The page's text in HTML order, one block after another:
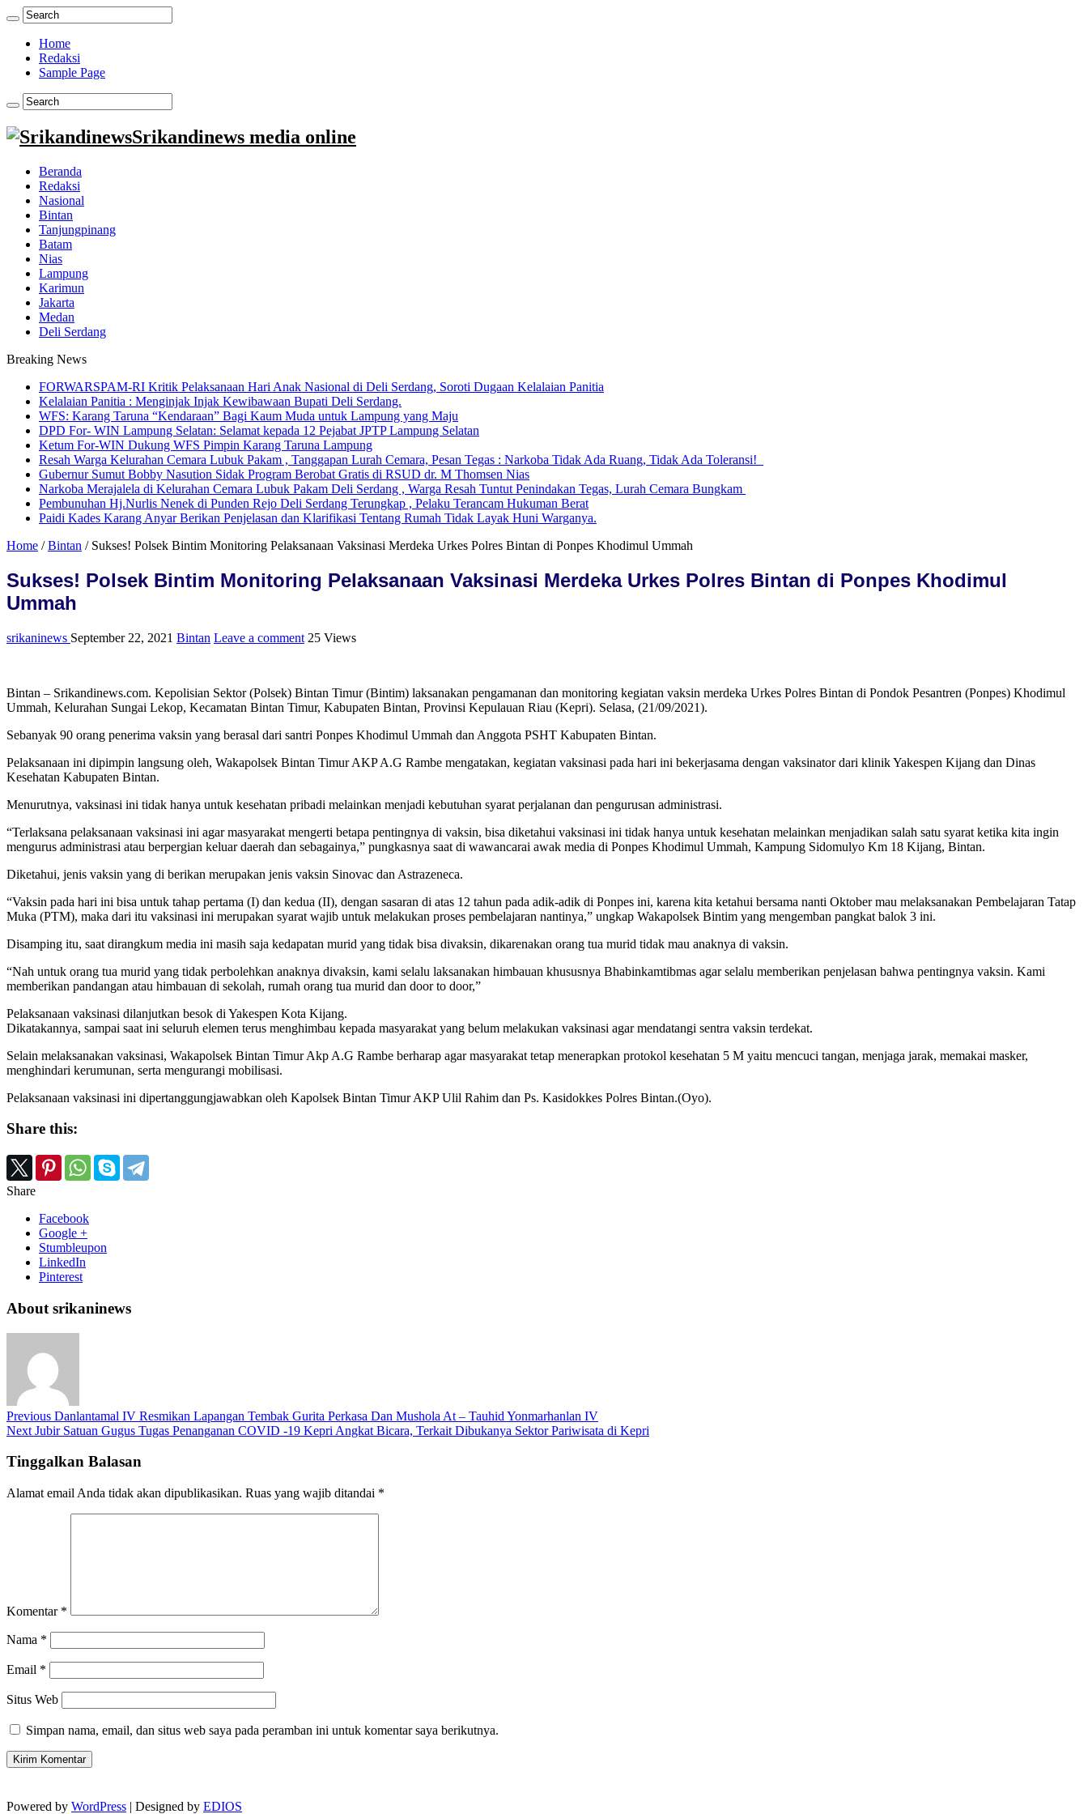
Home
Redaksi
Sample Page
Srikandinews media online
Beranda
Redaksi
Nasional
Bintan
Tanjungpinang
Batam
Nias
Lampung
Karimun
Jakarta
Medan
Deli Serdang
Breaking News
FORWARSPAM-RI Kritik Pelaksanaan Hari Anak Nasional di Deli Serdang, Soroti Dugaan Kelalaian Panitia
Kelalaian Panitia : Menginjak Injak Kewibawaan Bupati Deli Serdang.
WFS: Karang Taruna “Kendaraan” Bagi Kaum Muda untuk Lampung yang Maju
DPD For- WIN Lampung Selatan: Selamat kepada 12 Pejabat JPTP Lampung Selatan
Ketum For-WIN Dukung WFS Pimpin Karang Taruna Lampung
Resah Warga Kelurahan Cemara Lubuk Pakam , Tanggapan Lurah Cemara, Pesan Tegas : Narkoba Tidak Ada Ruang, Tidak Ada Toleransi!
Gubernur Sumut Bobby Nasution Sidak Program Berobat Gratis di RSUD dr. M Thomsen Nias
Narkoba Merajalela di Kelurahan Cemara Lubuk Pakam Deli Serdang , Warga Resah Tuntut Penindakan Tegas, Lurah Cemara Bungkam
Pembunuhan Hj.Nurlis Nenek di Punden Rejo Deli Serdang Terungkap , Pelaku Terancam Hukuman Berat
Paidi Kades Karang Anyar Berikan Penjelasan dan Klarifikasi Tentang Rumah Tidak Layak Huni Warganya.
Home / Bintan / Sukses! Polsek Bintim Monitoring Pelaksanaan Vaksinasi Merdeka Urkes Polres Bintan di Ponpes Khodimul Ummah
Sukses! Polsek Bintim Monitoring Pelaksanaan Vaksinasi Merdeka Urkes Polres Bintan di Ponpes Khodimul
Ummah
srikaninews September 22, 2021 Bintan Leave a comment 25 Views
Bintan – Srikandinews.com. Kepolisian Sektor (Polsek) Bintan Timur (Bintim) laksanakan pengamanan dan monitoring kegiatan vaksin merdeka Urkes Polres Bintan di Pondok Pesantren (Ponpes) Khodimul
Ummah, Kelurahan Sungai Lekop, Kecamatan Bintan Timur, Kabupaten Bintan, Provinsi Kepulauan Riau (Kepri). Selasa, (21/09/2021).
Sebanyak 90 orang penerima vaksin yang berasal dari santri Ponpes Khodimul Ummah dan Anggota PSHT Kabupaten Bintan.
Pelaksanaan ini dipimpin langsung oleh, Wakapolsek Bintan Timur AKP A.G Rambe mengatakan, kegiatan vaksinasi pada hari ini bekerjasama dengan vaksinator dari klinik Yakespen Kijang dan Dinas
Kesehatan Kabupaten Bintan.
Menurutnya, vaksinasi ini tidak hanya untuk kesehatan pribadi melainkan menjadi kebutuhan syarat perjalanan dan pengurusan administrasi.
“Terlaksana pelaksanaan vaksinasi ini agar masyarakat mengerti betapa pentingnya di vaksin, bisa diketahui vaksinasi ini tidak hanya untuk kesehatan melainkan menjadikan salah satu syarat ketika kita ingin
mengurus administrasi atau berpergian keluar daerah dan sebagainya,” pungkasnya saat di wawancarai awak media di Ponpes Khodimul Ummah, Kampung Sidomulyo Km 18 Kijang, Bintan.
Diketahui, jenis vaksin yang di berikan merupakan jenis vaksin Sinovac dan Astrazeneca.
“Vaksin pada hari ini bisa untuk tahap pertama (I) dan kedua (II), dengan sasaran di atas 12 tahun pada adik-adik di Ponpes ini, karena kita ketahui bersama nanti Oktober mau melaksanakan Pembelajaran Tatap
Muka (PTM), maka dari itu vaksinasi ini merupakan syarat wajib untuk melakukan proses pembelajaran nantinya,” ungkap Wakapolsek Bintim yang mengemban pangkat balok 3 ini.
Disamping itu, saat dirangkum media ini masih saja kedapatan murid yang tidak bisa divaksin, dikarenakan orang tua murid tidak mau anaknya di vaksin.
“Nah untuk orang tua murid yang tidak perbolehkan anaknya divaksin, kami selalu laksanakan himbauan khususnya Bhabinkamtibmas agar selalu memberikan penjelasan bahwa pentingnya vaksin. Kami
memberikan pandangan atau himbauan di sekolah, rumah orang tua murid dan door to door,”
Pelaksanaan vaksinasi dilanjutkan besok di Yakespen Kota Kijang.
Dikatakannya, sampai saat ini seluruh elemen terus menghimbau kepada masyarakat yang belum melakukan vaksinasi agar mendatangi sentra vaksin terdekat.
Selain melaksanakan vaksinasi, Wakapolsek Bintan Timur Akp A.G Rambe berharap agar masyarakat tetap menerapkan protokol kesehatan 5 M yaitu mencuci tangan, menjaga jarak, memakai masker,
menghindari kerumunan, serta mengurangi mobilisasi.
Pelaksanaan vaksinasi ini dipertanggungjawabkan oleh Kapolsek Bintan Timur AKP Ulil Rahim dan Ps. Kasidokkes Polres Bintan.(Oyo).
Share this:
Share
Facebook
Google +
Stumbleupon
LinkedIn
Pinterest
About srikaninews
Previous Danlantamal IV Resmikan Lapangan Tembak Gurita Perkasa Dan Mushola At – Tauhid Yonmarhanlan IV
Next Jubir Satuan Gugus Tugas Penanganan COVID -19 Kepri Angkat Bicara, Terkait Dibukanya Sektor Pariwisata di Kepri
Tinggalkan Balasan
Alamat email Anda tidak akan dipublikasikan. Ruas yang wajib ditandai *
Komentar *
Nama *
Email *
Situs Web
Simpan nama, email, dan situs web saya pada peramban ini untuk komentar saya berikutnya.
Powered by WordPress | Designed by EDIOS